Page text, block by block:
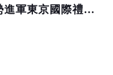
屏東美食.工藝文創品牌 強勢進軍東京國際禮品展